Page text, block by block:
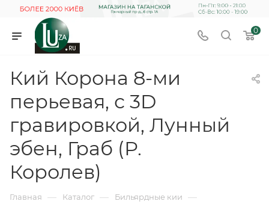
0
Кий Корона 8-ми
перьевая, с 3D
гравировкой, Лунный
эбен, Граб (Р.
Королев)
Главная — Каталог — Бильярдные кии —